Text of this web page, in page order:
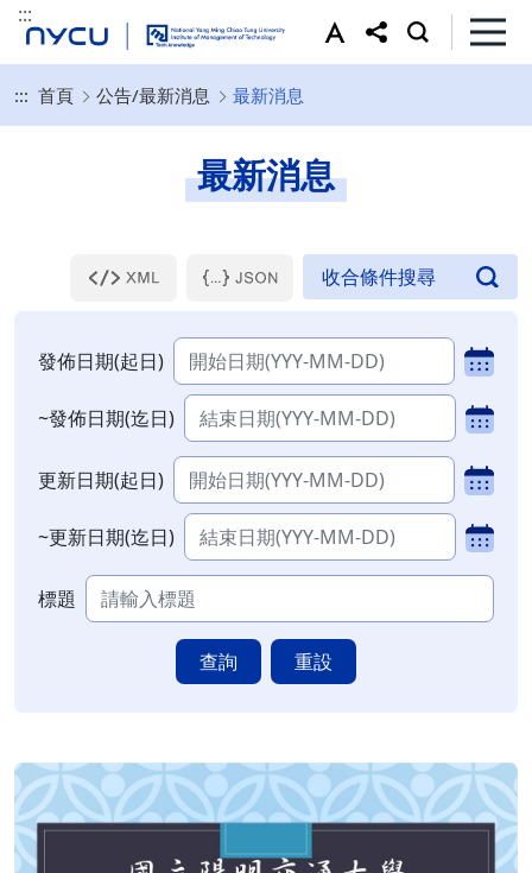
:::
::: 首頁 公告/最新消息 最新消息
最新消息
發佈日期(起日)
~發佈日期(迄日)
更新日期(起日)
~更新日期(迄日)
標題
查詢 重設